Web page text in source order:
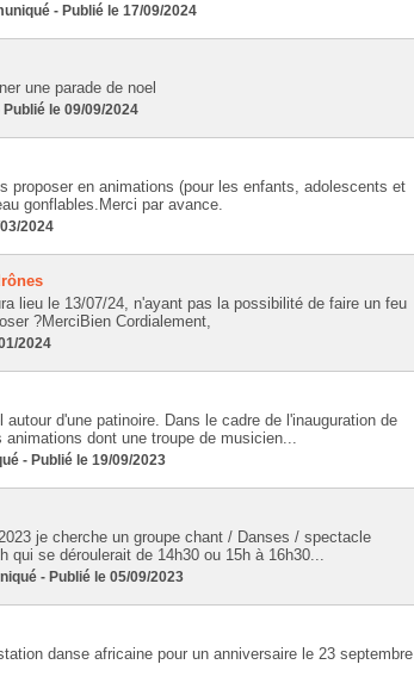
- Publié le 17/09/2024
une parade de noel
le 09/09/2024
proposer en animations (pour les enfants, adolescents et
gonflables.Merci par avance.
2024
lieu le 13/07/24, n'ayant pas la possibilité de faire un feu
?MerciBien Cordialement,
2024
d'une patinoire. Dans le cadre de l'inauguration de
dont une troupe de musicien...
- Publié le 19/09/2023
je cherche un groupe chant / Danses / spectacle
qui se déroulerait de 14h30 ou 15h à 16h30...
- Publié le 05/09/2023
danse africaine pour un anniversaire le 23 septembre